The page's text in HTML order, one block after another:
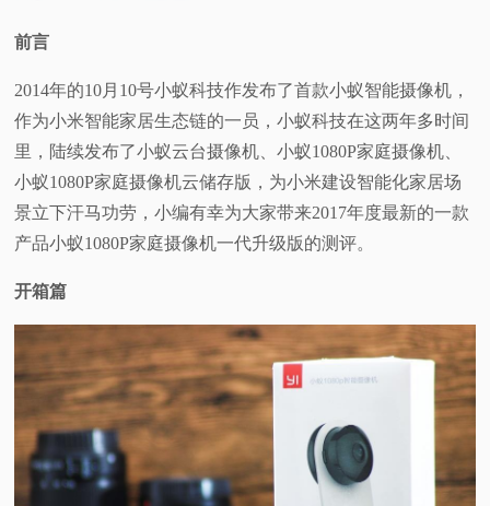
专
题
前言
2014年的10月10号小蚁科技作发布了首款小蚁智能摄像机，
作为小米智能家居生态链的一员，小蚁科技在这两年多时间
里，陆续发布了小蚁云台摄像机、小蚁1080P家庭摄像机、
小蚁1080P家庭摄像机云储存版，为小米建设智能化家居场
景立下汗马功劳，小编有幸为大家带来2017年度最新的一款
产品小蚁1080P家庭摄像机一代升级版的测评。
开箱篇